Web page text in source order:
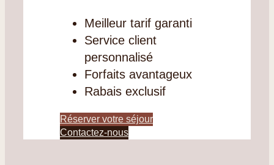
Meilleur tarif garanti
Service client
personnalisé
Forfaits avantageux
Rabais exclusif
Réserver votre séjour
Contactez-nous